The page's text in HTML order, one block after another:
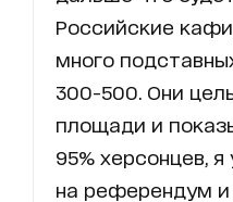
Российские
много
300-500. Они
площади и
95% херсонцев,
на референдум и